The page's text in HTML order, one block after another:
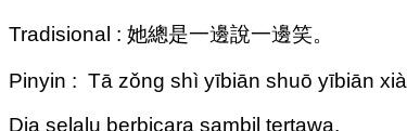
Tradisional : 她總是一邊說一邊笑。
Pinyin : Tā zǒng shì yībiān shuō yībiān
Dia selalu berbicara sambil tertawa.